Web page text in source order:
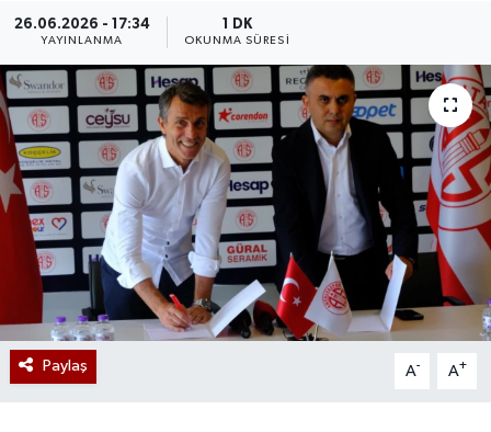
26.06.2026 - 17:34
YAYINLANMA
1 DK
OKUNMA SÜRESI
Paylaş A- A+